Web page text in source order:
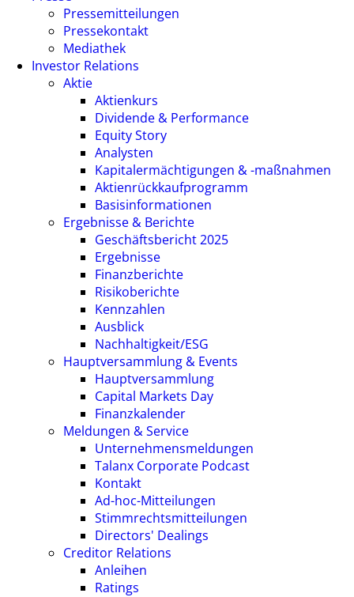
Pressemitteilungen
Pressekontakt
Mediathek
Investor Relations
Aktie
Aktienkurs
Dividende & Performance
Equity Story
Analysten
Kapitalermächtigungen & -maßnahmen
Aktienrückkaufprogramm
Basisinformationen
Ergebnisse & Berichte
Geschäftsbericht 2025
Ergebnisse
Finanzberichte
Risikoberichte
Kennzahlen
Ausblick
Nachhaltigkeit/ESG
Hauptversammlung & Events
Hauptversammlung
Capital Markets Day
Finanzkalender
Meldungen & Service
Unternehmensmeldungen
Talanx Corporate Podcast
Kontakt
Ad-hoc-Mitteilungen
Stimmrechtsmitteilungen
Directors' Dealings
Creditor Relations
Anleihen
Ratings